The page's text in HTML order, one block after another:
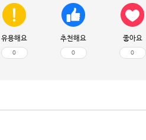
유용해요
0
추천해요
0
좋아요
0